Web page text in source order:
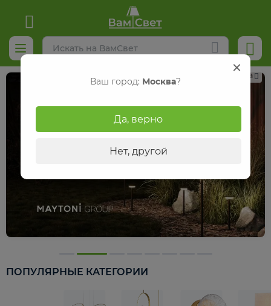
Реклама
ПОПУЛЯРНЫЕ КАТЕГОРИИ
Ваш город: Москва?
Да, верно
Нет, другой